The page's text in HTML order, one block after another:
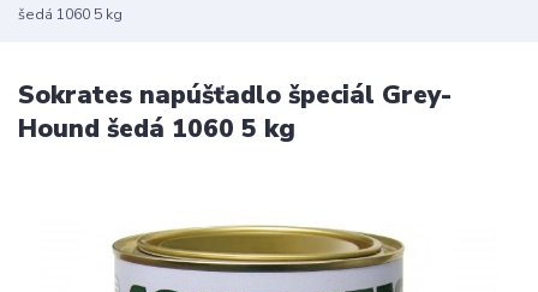
šedá 1060 5 kg
Sokrates napúšťadlo špeciál Grey-
Hound šedá 1060 5 kg